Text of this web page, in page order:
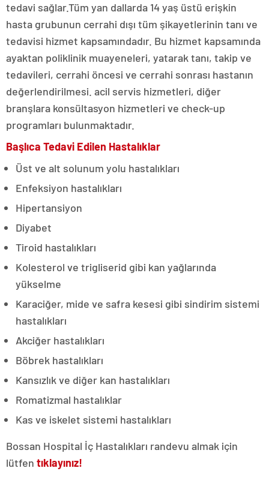
tedavi sağlar.Tüm yan dallarda 14 yaş üstü erişkin
hasta grubunun cerrahi dışı tüm şikayetlerinin tanı ve
tedavisi hizmet kapsamındadır. Bu hizmet kapsamında
ayaktan poliklinik muayeneleri, yatarak tanı, takip ve
tedavileri, cerrahi öncesi ve cerrahi sonrası hastanın
değerlendirilmesi. acil servis hizmetleri, diğer
branşlara konsültasyon hizmetleri ve check-up
programları bulunmaktadır.
Başlıca Tedavi Edilen Hastalıklar
Üst ve alt solunum yolu hastalıkları
Enfeksiyon hastalıkları
Hipertansiyon
Diyabet
Tiroid hastalıkları
Kolesterol ve trigliserid gibi kan yağlarında
yükselme
Karaciğer, mide ve safra kesesi gibi sindirim sistemi
hastalıkları
Akciğer hastalıkları
Böbrek hastalıkları
Kansızlık ve diğer kan hastalıkları
Romatizmal hastalıklar
Kas ve iskelet sistemi hastalıkları
Bossan Hospital İç Hastalıkları randevu almak için
lütfen tıklayınız!